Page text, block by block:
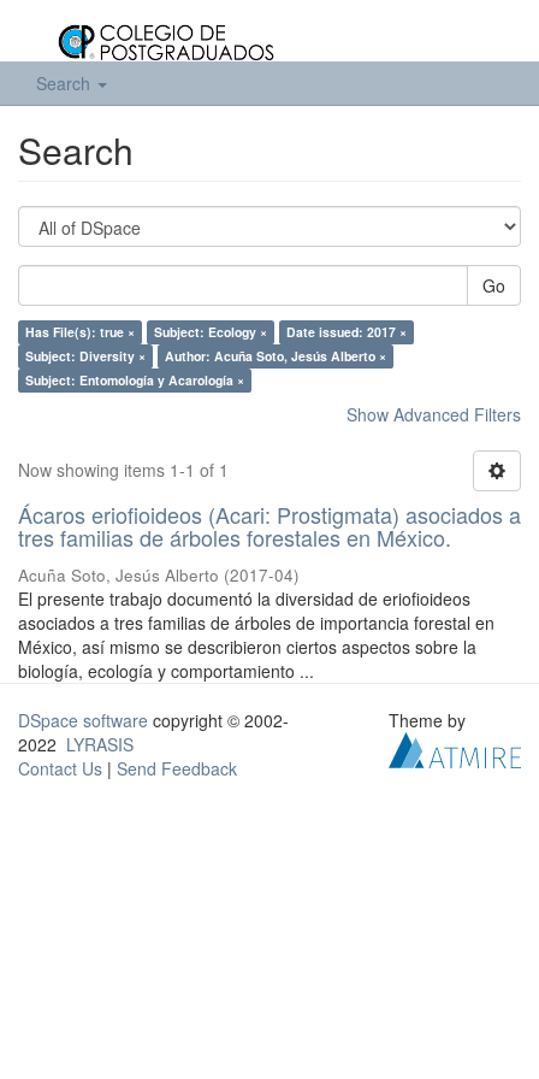
Search
Search
Go
Has File(s): true × Subject: Ecology ×
Date issued: 2017 ×
Subject: Diversity ×
Author: Acuña Soto, Jesús Alberto ×
Subject: Entomología y Acarología ×
Show Advanced Filters
Now showing items 1-1 of 1
Ácaros eriofioideos (Acari: Prostigmata) asociados a
tres familias de árboles forestales en México.
Acuña Soto, Jesús Alberto (2017-04)
El presente trabajo documentó la diversidad de eriofioideos
asociados a tres familias de árboles de importancia forestal en
México, así mismo se describieron ciertos aspectos sobre la
biología, ecología y comportamiento ...
DSpace software copyright © 2002-
2022 LYRASIS
Contact Us | Send Feedback
Theme by